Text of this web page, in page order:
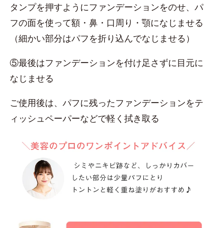
タンプを押すようにファンデーションをのせ、パ
フの面を使って額・鼻・口周り・顎になじませる
（細かい部分はパフを折り込んでなじませる）
⑤最後はファンデーションを付け足さずに目元に
なじませる
ご使用後は、パフに残ったファンデーションをテ
ィッシュペーパーなどで軽く拭き取る